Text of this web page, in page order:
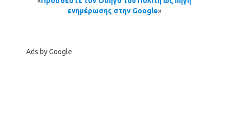
ενημέρωσης στην Google»
Ads by Google